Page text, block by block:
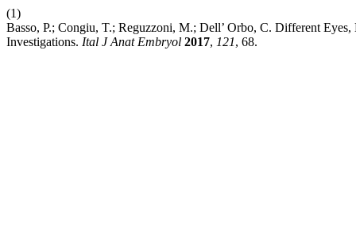
(1)
Basso, P.; Congiu, T.; Reguzzoni, M.; Dell’ Orbo, C. Different
Investigations. Ital J Anat Embryol 2017, 121, 68.